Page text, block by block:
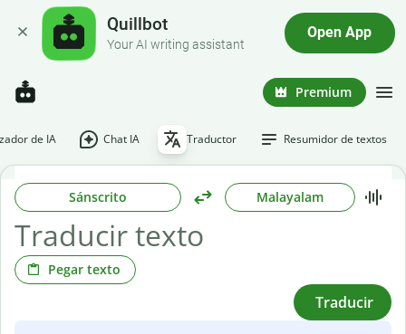
Quillbot
Your AI writing assistant
Open App
Premium
de IA Chat IA Traductor Resumidor de textos
Sánscrito Malayalam
Pegar texto
Traducir